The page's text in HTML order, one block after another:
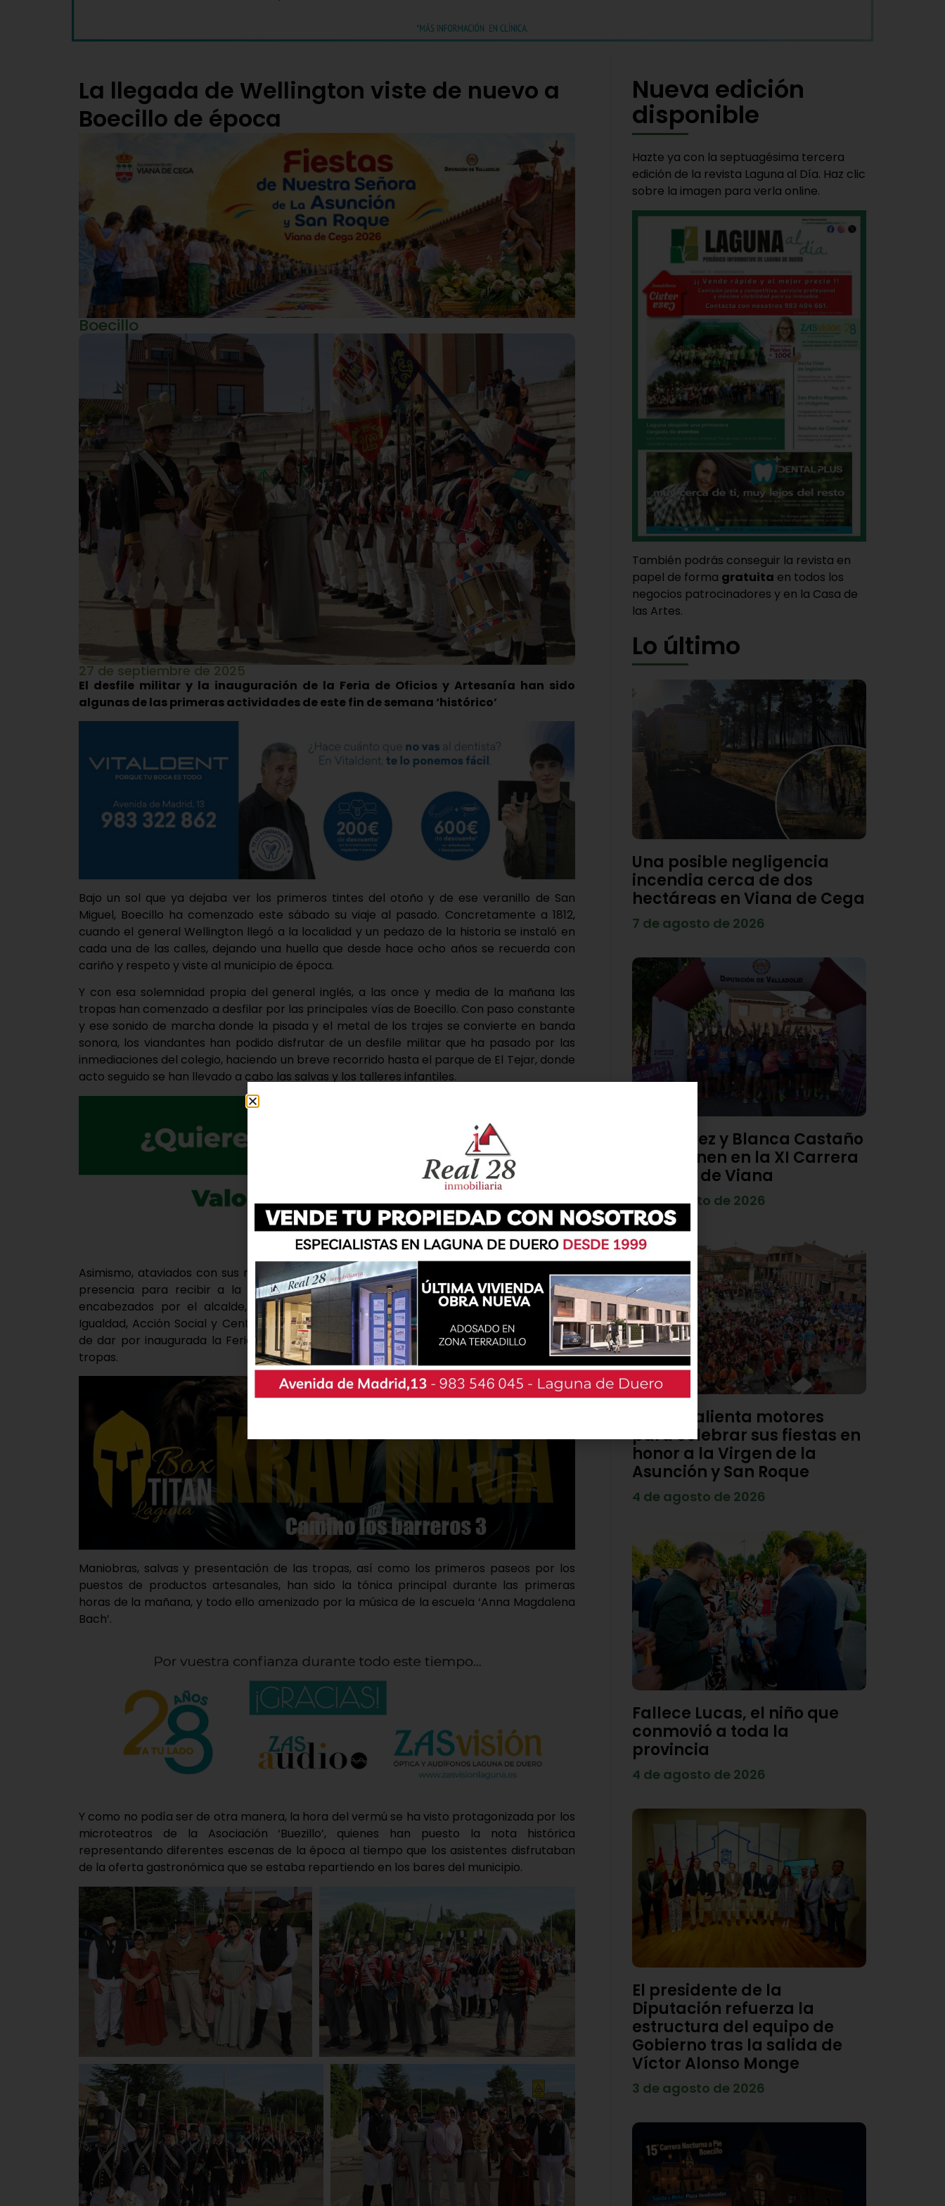
La llegada de Wellington viste de nuevo a
Boecillo de época
Boecillo
27 de septiembre de 2025
El desfile militar y la inauguración de la Feria de Oficios y Artesanía han sido
algunas de las primeras actividades de este fin de semana ‘histórico’
Bajo un sol que ya dejaba ver los primeros tintes del otoño y de ese veranillo de San
Miguel, Boecillo ha comenzado este sábado su viaje al pasado. Concretamente a 1812,
cuando el general Wellington llegó a la localidad y un pedazo de la historia se instaló en
cada una de las calles, dejando una huella que desde hace ocho años se recuerda con
cariño y respeto y viste al municipio de época.
Y con esa solemnidad propia del general inglés, a las once y media de la mañana las
tropas han comenzado a desfilar por las principales vías de Boecillo. Con paso constante
y ese sonido de marcha donde la pisada y el metal de los trajes se convierte en banda
sonora, los viandantes han podido disfrutar de un desfile militar que ha pasado por las
inmediaciones del colegio, haciendo un breve recorrido hasta el parque de El Tejar, donde
acto seguido se han llevado a cabo las salvas y los talleres infantiles.
Asimismo, ataviados con sus mejores galas, la corporación municipal ha hecho acto de
presencia para recibir a la milicia, pues al término de su desfile, los altos cargos,
encabezados por el alcalde, Raúl Gómez, acompañado por el diputado de Familia,
Igualdad, Acción Social y Centros Residenciales, Alfonso Romo, han sido los encargados
de dar por inaugurada la Feria de Oficios y Telleres Artesanos y de pasar revista a las
tropas.
Maniobras, salvas y presentación de las tropas, así como los primeros paseos por los
puestos de productos artesanales, han sido la tónica principal durante las primeras
horas de la mañana, y todo ello amenizado por la música de la escuela ‘Anna Magdalena
Bach’.
Y como no podía ser de otra manera, la hora del vermú se ha visto protagonizada por los
microteatros de la Asociación ‘Buezillo’, quienes han puesto la nota histórica
representando diferentes escenas de la época al tiempo que los asistentes disfrutaban
de la oferta gastronómica que se estaba repartiendo en los bares del municipio.
Nueva edición
disponible
Hazte ya con la septuagésima tercera
edición de la revista Laguna al Día. Haz clic
sobre la imagen para verla online.
También podrás conseguir la revista en
papel de forma gratuita en todos los
negocios patrocinadores y en la Casa de
las Artes.
Lo último
Una posible negligencia
incendia cerca de dos
hectáreas en Viana de Cega
7 de agosto de 2026
Diego Díez y Blanca Castaño
se imponen en la XI Carrera
Popular de Viana
4 de agosto de 2026
Viana calienta motores
para celebrar sus fiestas en
honor a la Virgen de la
Asunción y San Roque
4 de agosto de 2026
Fallece Lucas, el niño que
conmovió a toda la
provincia
4 de agosto de 2026
El presidente de la
Diputación refuerza la
estructura del equipo de
Gobierno tras la salida de
Víctor Alonso Monge
3 de agosto de 2026